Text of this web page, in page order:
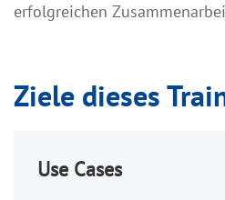
erfolgreichen
Ziele dieses
Use Cases